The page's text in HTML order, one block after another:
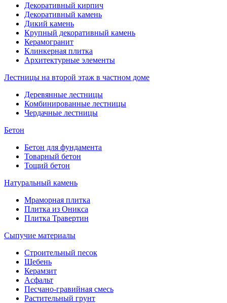
Декоративный кирпич
Декоративный камень
Дикий камень
Крупный декоративный камень
Керамогранит
Клинкерная плитка
Архитектурные элементы
Лестницы на второй этаж в частном доме
Деревянные лестницы
Комбинированные лестницы
Чердачные лестницы
Бетон
Бетон для фундамента
Товарный бетон
Тощий бетон
Натуральный камень
Мраморная плитка
Плитка из Оникса
Плитка Травертин
Сыпучие материалы
Строительный песок
Щебень
Керамзит
Асфальт
Песчано-гравийная смесь
Растительный грунт